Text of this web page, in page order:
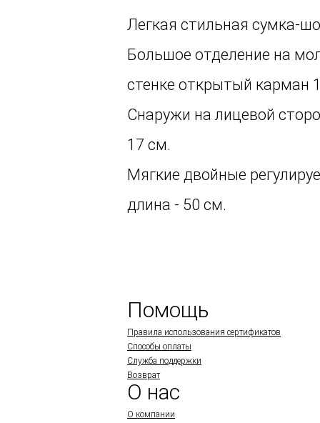
Легкая стильная сумка-
Большое отделение на
стенке открытый карман
Снаружи на лицевой
17 см.
Мягкие двойные
длина - 50 см.
Помощь
Правила использования сертификатов
Способы оплаты
Служба поддержки
Возврат
О нас
О компании